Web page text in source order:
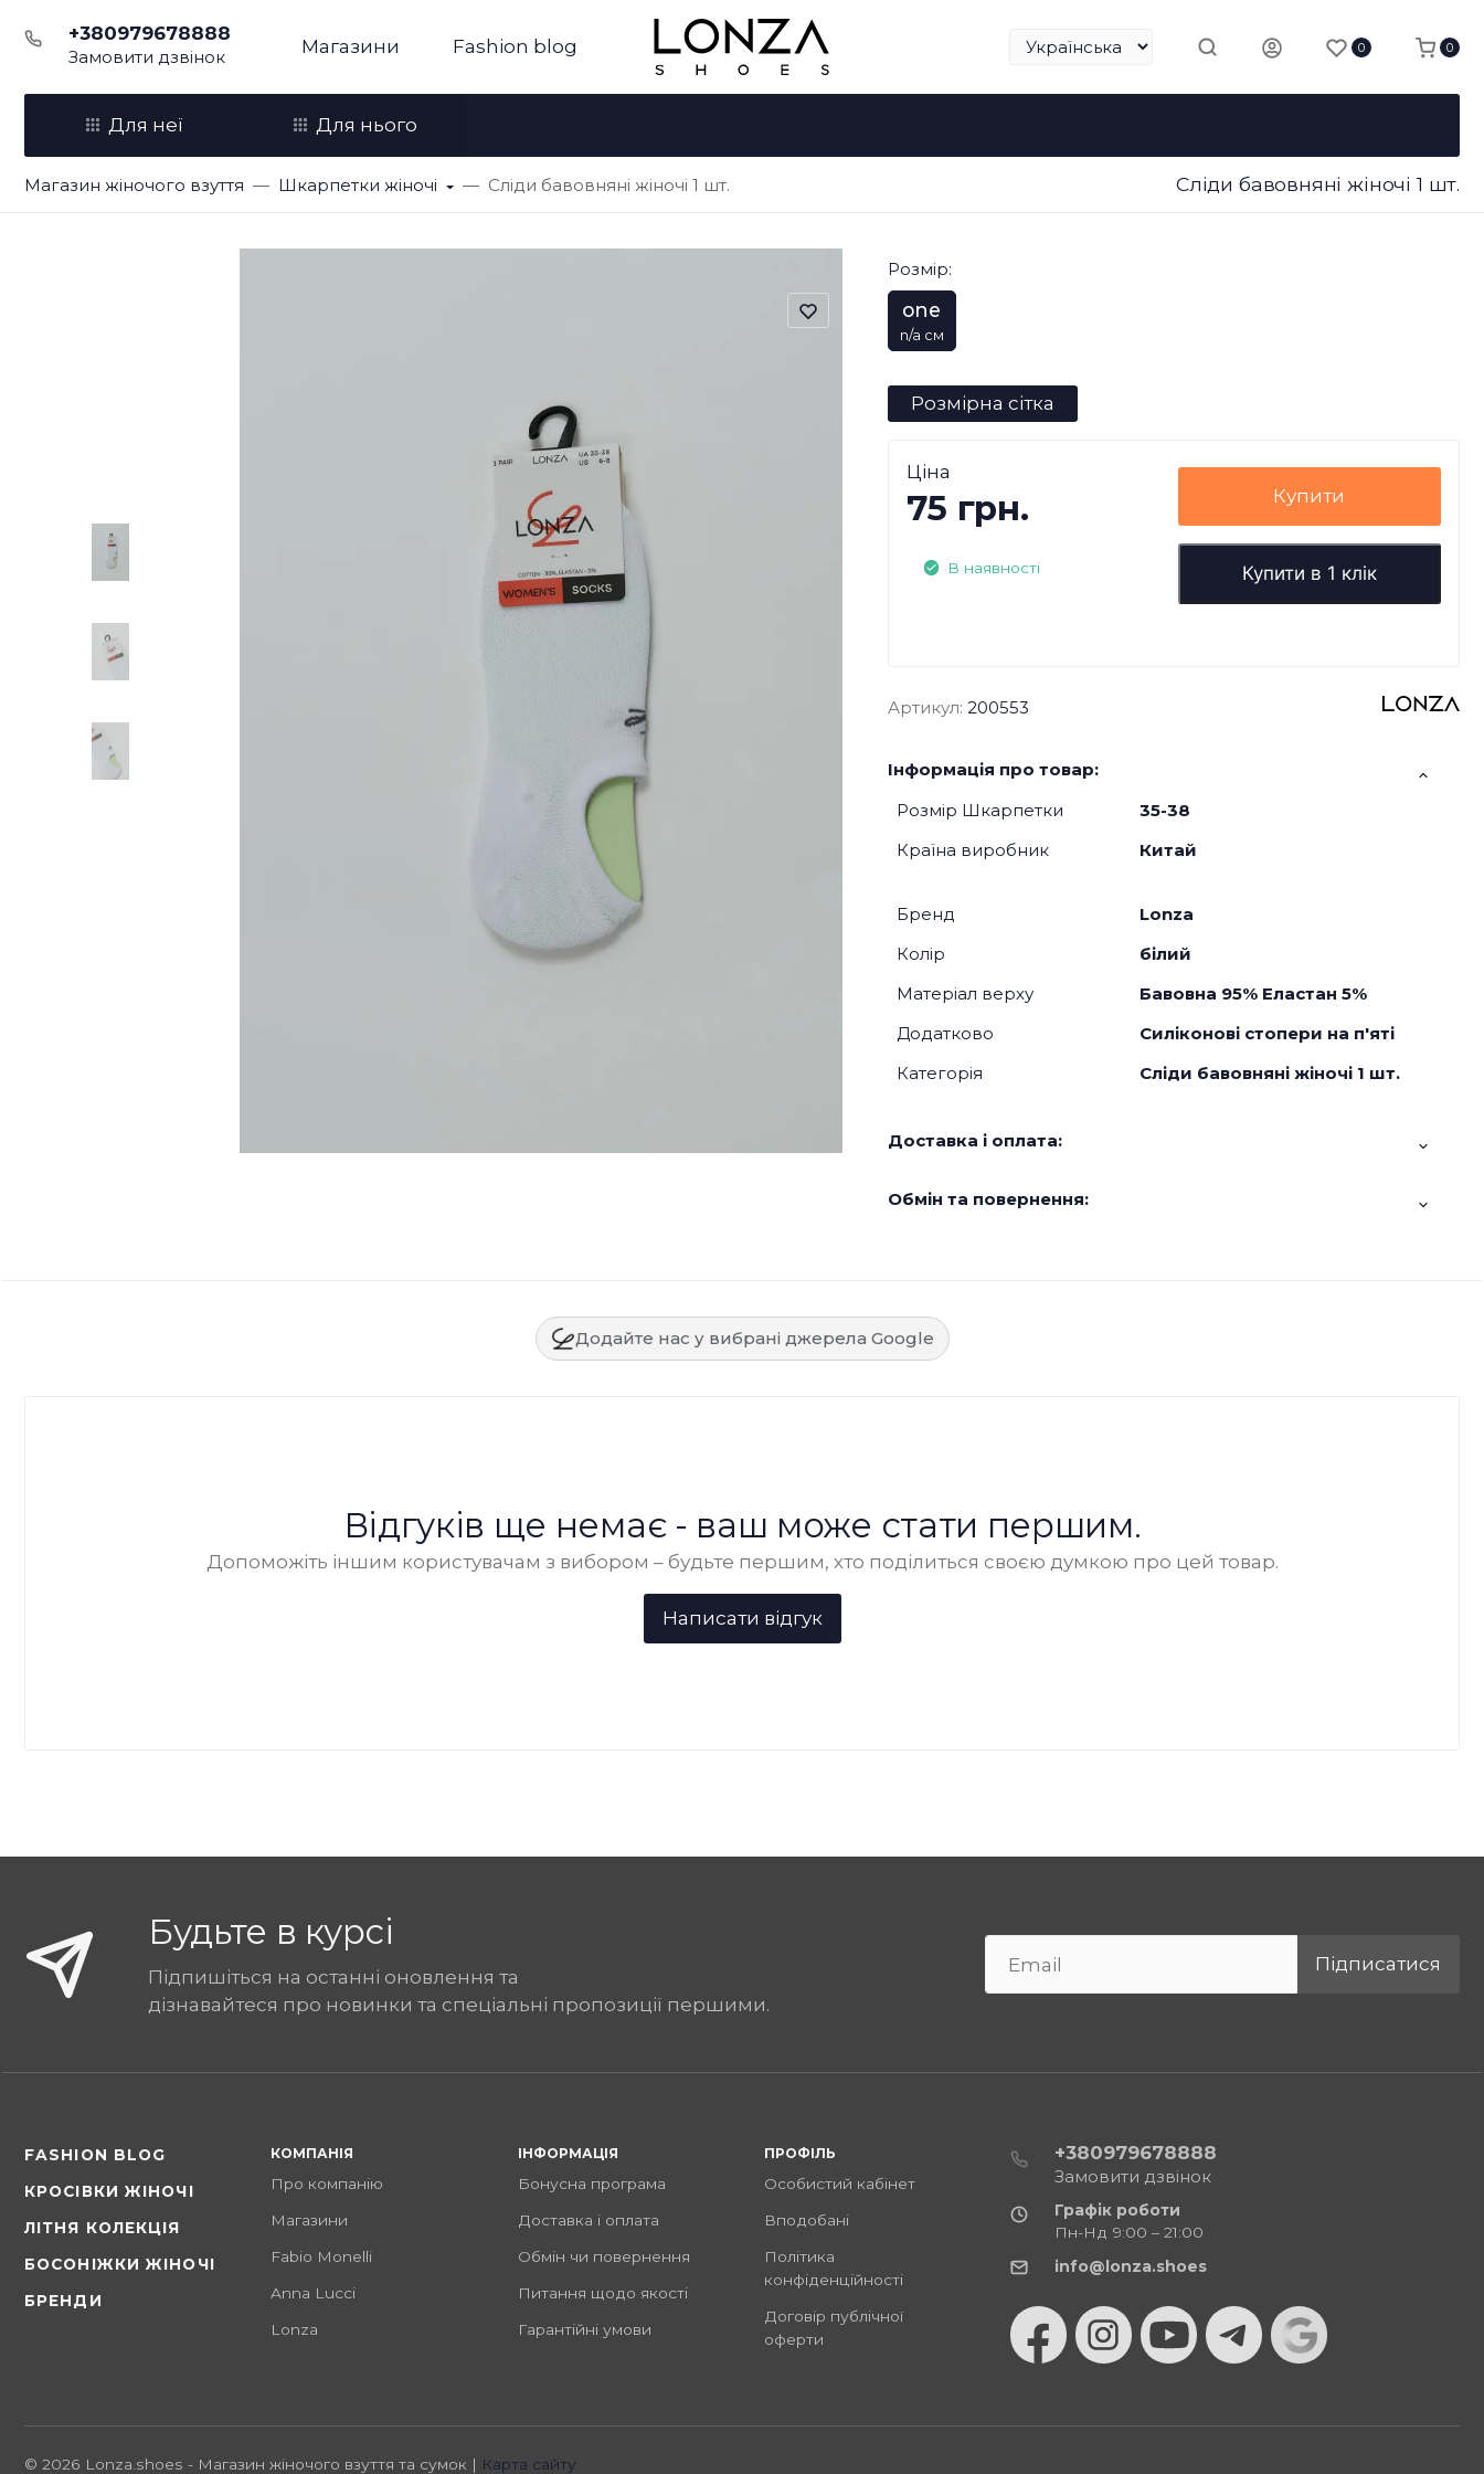
+380979678888
Замовити дзвінок Магазини Fashion blog 0 0
Для неї Для нього
Магазин жіночого взуття Шкарпетки жіночі Сліди бавовняні жіночі 1 шт. Сліди бавовняні жіночі 1 шт.
Розмір:
one
n/a см
Розмірна сітка
Ціна
75 грн.
В наявності
Купити
Купити в 1 клік
Артикул: 200553
Інформація про товар:
Розмір Шкарпетки
35-38
Країна виробник
Китай
Бренд
Lonza
Колір
білий
Матеріал верху
Бавовна 95% Еластан 5%
Додатково
Силіконові стопери на п'яті
Категорія
Сліди бавовняні жіночі 1 шт.
Доставка і оплата:
Обмін та повернення:
Додайте нас у вибрані джерела Google
Відгуків ще немає - ваш може стати першим.
Допоможіть іншим користувачам з вибором – будьте першим, хто поділиться своєю думкою про цей товар.
Будьте в курсі
Підпишіться на останні оновлення та
дізнавайтеся про новинки та спеціальні пропозиції першими.
Підписатися
FASHION BLOG
КРОСІВКИ ЖІНОЧІ
ЛІТНЯ КОЛЕКЦІЯ
БОСОНІЖКИ ЖІНОЧІ
БРЕНДИ
КОМПАНІЯ
Про компанію
Магазини
Fabio Monelli
Anna Lucci
Lonza
ІНФОРМАЦІЯ
Бонусна програма
Доставка і оплата
Обмін чи повернення
Питання щодо якості
Гарантійні умови
ПРОФІЛЬ
Особистий кабінет
Вподобані
Політика
конфіденційності
Договір публічної
оферти
+380979678888
Замовити дзвінок
Графік роботи
Пн-Нд 9:00 – 21:00
info@lonza.shoes
© 2026 Lonza.shoes - Магазин жіночого взуття та сумок | Карта сайту